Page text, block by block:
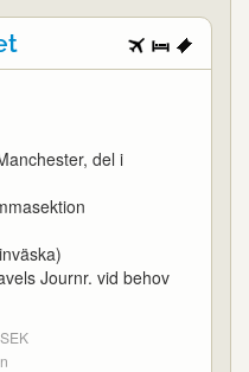
del i
Journr. vid behov
SEK